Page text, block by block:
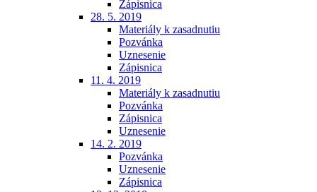
Zápisnica
28. 5. 2019
Materiály k zasadnutiu
Pozvánka
Uznesenie
Zápisnica
11. 4. 2019
Materiály k zasadnutiu
Pozvánka
Zápisnica
Uznesenie
14. 2. 2019
Pozvánka
Uznesenie
Zápisnica